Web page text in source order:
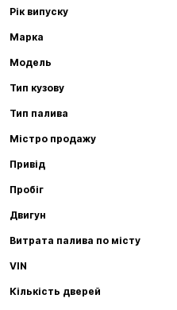
Рік випуску
Марка
Модель
Тип кузову
Тип палива
Містро продажу
Привід
Пробіг
Двигун
Витрата палива по місту
VIN
Кількість дверей